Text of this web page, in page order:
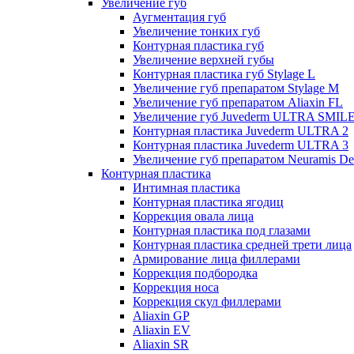
Увеличение губ
Аугментация губ
Увеличение тонких губ
Контурная пластика губ
Увеличение верхней губы
Контурная пластика губ Stylage L
Увеличение губ препаратом Stylage M
Увеличение губ препаратом Aliaxin FL
Увеличение губ Juvederm ULTRA
Контурная пластика Juvederm ULTRA 2
Контурная пластика Juvederm ULTRA 3
Увеличение губ препаратом Neuramis
Контурная пластика
Интимная пластика
Контурная пластика ягодиц
Коррекция овала лица
Контурная пластика под глазами
Контурная пластика средней трети лица
Армирование лица филлерами
Коррекция подбородка
Коррекция носа
Коррекция скул филлерами
Aliaxin GP
Aliaxin EV
Aliaxin SR